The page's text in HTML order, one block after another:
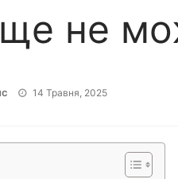
не
Опубліковано
14 Травня, 2025